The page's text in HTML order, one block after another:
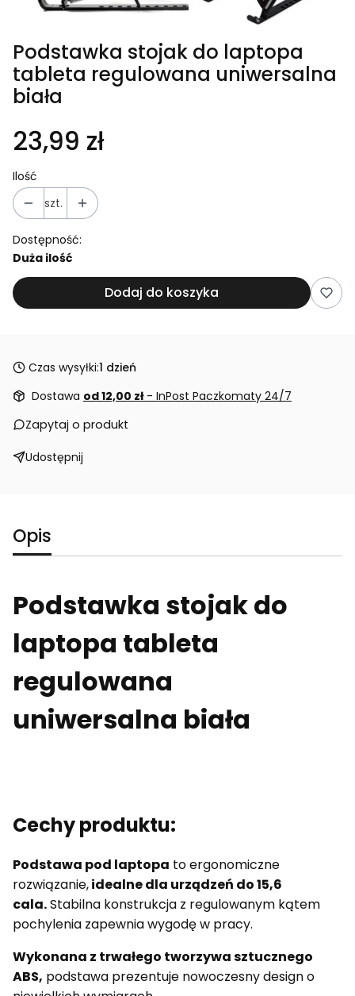
Podstawka stojak do laptopa
tableta regulowana uniwersalna
biała
23,99 zł
Ilość
szt.
Dostępność:
Duża ilość
Dodaj do koszyka
Czas wysyłki:1 dzień
Dostawa od 12,00 zł - InPost Paczkomaty 24/7
Zapytaj o produkt
Udostępnij
Opis
Podstawka stojak do
laptopa tableta
regulowana
uniwersalna biała
Cechy produktu:
Podstawa pod laptopa to ergonomiczne
rozwiązanie,idealne dla urządzeń do 15,6
cala.Stabilna konstrukcja z regulowanym kątem
pochylenia zapewnia wygodę w pracy.
Wykonana z trwałego tworzywa sztucznego
ABS, podstawa prezentuje nowoczesny design o